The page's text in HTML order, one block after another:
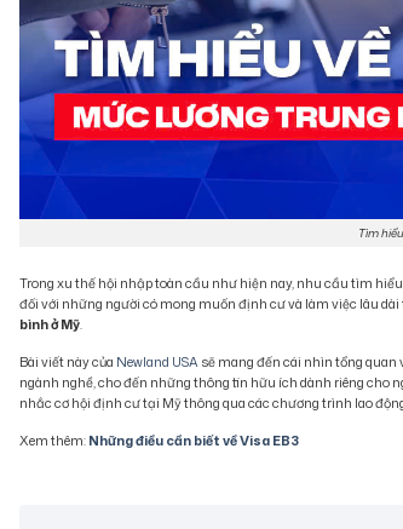
Tìm
Trong xu thế hội nhập toàn cầu như hiện nay, nhu cầu tìm
đối với những người có mong muốn định cư và làm việc lâu
bình ở Mỹ.
Bài viết này của Newland USA sẽ mang đến cái nhìn tổng quan
ngành nghề, cho đến những thông tin hữu ích dành riêng cho
nhắc cơ hội định cư tại Mỹ thông qua các chương trình lao
Xem thêm: Những điều cần biết về Visa EB3